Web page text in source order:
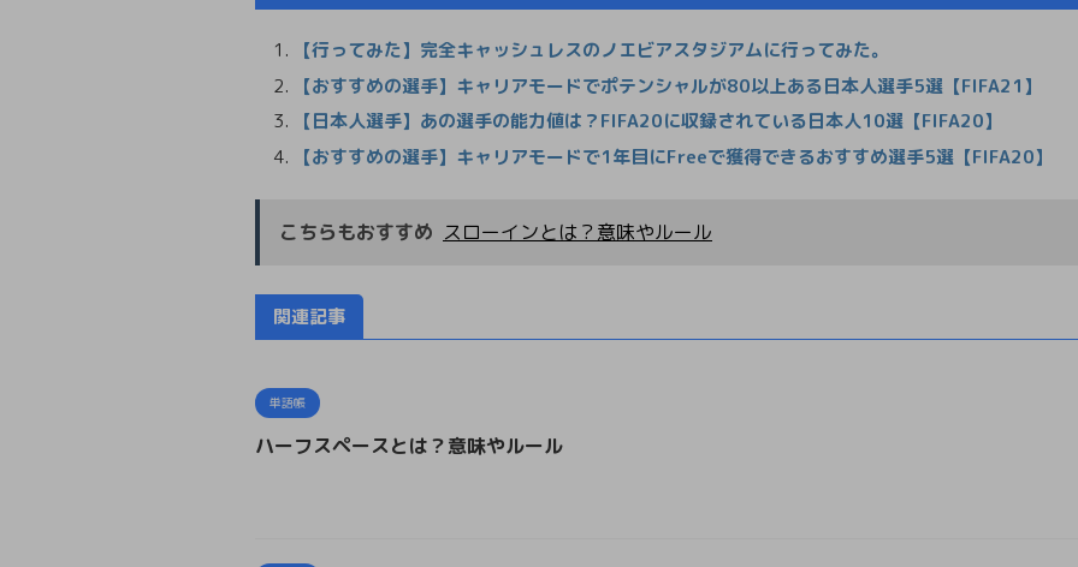
【行ってみた】完全キャッシュレスのノエビアスタジアムに行ってみた。
【おすすめの選手】キャリアモードでポテンシャルが80以上ある日本人選手5選【FIFA21】
【日本人選手】あの選手の能力値は？FIFA20に収録されている日本人10選【FIFA20】
【おすすめの選手】キャリアモードで1年目にFreeで獲得できるおすすめ選手5選【FIFA20】
こちらもおすすめ スローインとは？意味やルール
関連記事
単語帳
ハーフスペースとは？意味やルール